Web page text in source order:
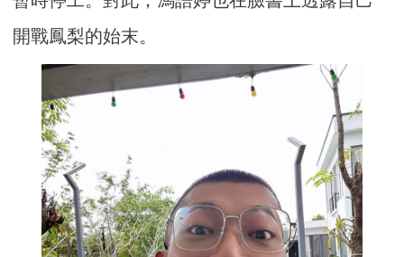
開戰鳳梨的始末。